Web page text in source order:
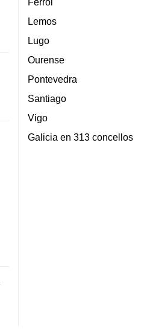
Lemos
Lugo
Ourense
Pontevedra
Santiago
Vigo
Galicia en 313 concellos